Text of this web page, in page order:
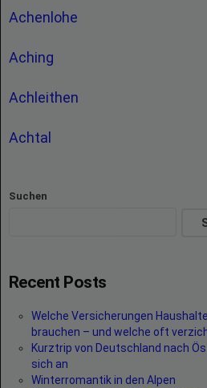
Achenlohe
Aching
Achleithen
Achtal
Suchen
Recent Posts
Welche Versicherungen
brauchen – und welche oft
Kurztrip von Deutschland nach
sich an
Winterromantik in den Alpen